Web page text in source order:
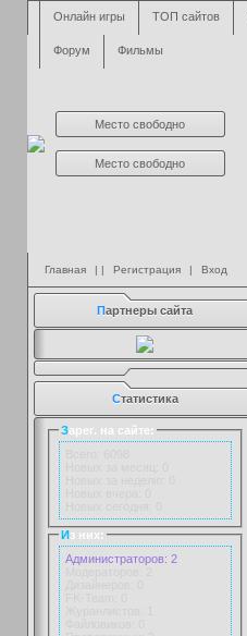
Онлайн игры ТОП сайтов
Форум Фильмы
Место свободно
Место свободно
Главная | | Регистрация | Вход
Партнеры сайта
Статистика
Зарег. на сайте:
И з них:
Администраторов: 2